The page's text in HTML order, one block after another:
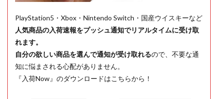
PlayStation5・Xbox・Nintendo Switch・国産ウイスキーなど
人気商品の入荷速報をプッシュ通知でリアルタイムに受け取
れます。
自分の欲しい商品を選んで通知が受け取れるので、不要な通
知に悩まされる心配がありません。
『入荷Now』のダウンロードはこちらから！